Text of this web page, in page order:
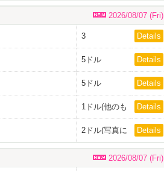
2026/08/07 (Fri)
3 Details
5ドル Details
5ドル Details
1ドル(他のも
Details
2ドル(写真に
ドル)
Details
2026/08/07 (Fri)